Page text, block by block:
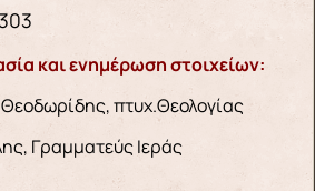
και ενημέρωση στοιχείων:
πτυχ.Θεολογίας
Γραμματεύς Ιεράς